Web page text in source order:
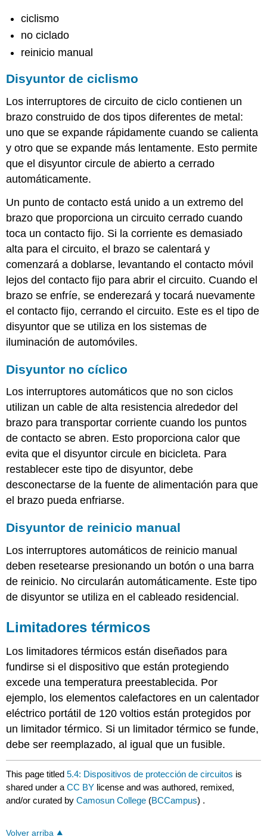
ciclismo
no ciclado
reinicio manual
Disyuntor de ciclismo
Los interruptores de circuito de ciclo contienen un
brazo construido de dos tipos diferentes de metal:
uno que se expande rápidamente cuando se calienta
y otro que se expande más lentamente. Esto permite
que el disyuntor circule de abierto a cerrado
automáticamente.
Un punto de contacto está unido a un extremo del
brazo que proporciona un circuito cerrado cuando
toca un contacto fijo. Si la corriente es demasiado
alta para el circuito, el brazo se calentará y
comenzará a doblarse, levantando el contacto móvil
lejos del contacto fijo para abrir el circuito. Cuando el
brazo se enfríe, se enderezará y tocará nuevamente
el contacto fijo, cerrando el circuito. Este es el tipo de
disyuntor que se utiliza en los sistemas de
iluminación de automóviles.
Disyuntor no cíclico
Los interruptores automáticos que no son ciclos
utilizan un cable de alta resistencia alrededor del
brazo para transportar corriente cuando los puntos
de contacto se abren. Esto proporciona calor que
evita que el disyuntor circule en bicicleta. Para
restablecer este tipo de disyuntor, debe
desconectarse de la fuente de alimentación para que
el brazo pueda enfriarse.
Disyuntor de reinicio manual
Los interruptores automáticos de reinicio manual
deben resetearse presionando un botón o una barra
de reinicio. No circularán automáticamente. Este tipo
de disyuntor se utiliza en el cableado residencial.
Limitadores térmicos
Los limitadores térmicos están diseñados para
fundirse si el dispositivo que están protegiendo
excede una temperatura preestablecida. Por
ejemplo, los elementos calefactores en un calentador
eléctrico portátil de 120 voltios están protegidos por
un limitador térmico. Si un limitador térmico se funde,
debe ser reemplazado, al igual que un fusible.
This page titled5.4: Dispositivos de protección de circuitos is
shared under aCC BY license and was authored, remixed,
and/or curated byCamosun College (BCCampus) .
Volver arriba